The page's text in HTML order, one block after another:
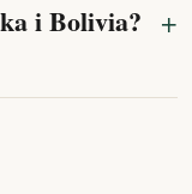
i Bolivia?